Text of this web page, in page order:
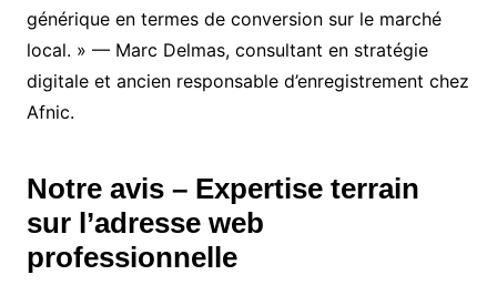
générique en termes de conversion sur le marché
local. » — Marc Delmas, consultant en stratégie
digitale et ancien responsable d’enregistrement chez
Afnic.
Notre avis – Expertise terrain
sur l’adresse web
professionnelle